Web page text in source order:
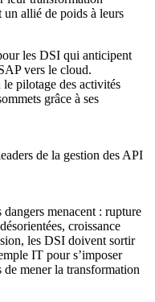
allié de poids à leurs
les DSI qui anticipent
vers le cloud.
pilotage des activités
grâce à ses
de la gestion des API
menacent : rupture
croissance
les DSI doivent sortir
IT pour s’imposer
de mener la transformation